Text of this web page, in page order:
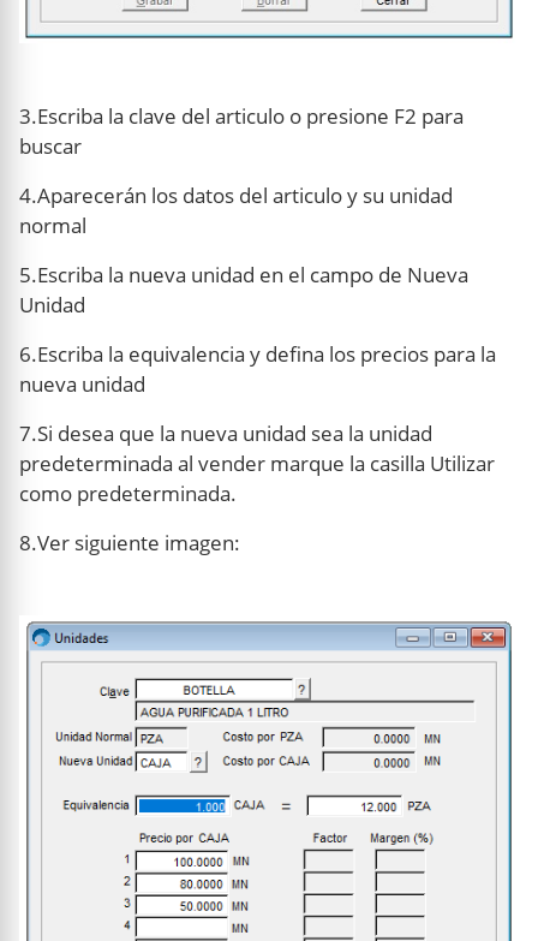
3.Escriba la clave del articulo o presione F2 para
buscar
4.Aparecerán los datos del articulo y su unidad
normal
5.Escriba la nueva unidad en el campo de Nueva
Unidad
6.Escriba la equivalencia y defina los precios para la
nueva unidad
7.Si desea que la nueva unidad sea la unidad
predeterminada al vender marque la casilla Utilizar
como predeterminada.
8.Ver siguiente imagen: